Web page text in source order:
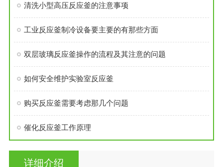
清洗小型高压反应釜的注意事项
工业反应釜制冷设备要主要的有那些方面
双层玻璃反应釜操作的流程及其注意的问题
如何安全维护实验室反应釜
购买反应釜需要考虑那几个问题
催化反应釜工作原理
详细介绍